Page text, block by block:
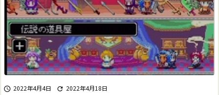
 2022年4月4日  2022年4月18日